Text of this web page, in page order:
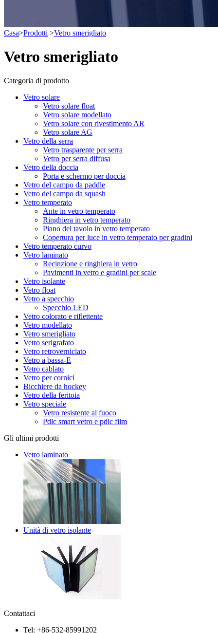
Casa>Prodotti >Vetro smerigliato
Vetro smerigliato
Categoria di prodotto
Vetro solare
Vetro solare float
Vetro solare modellato
Vetro solare con rivestimento AR
Vetro solare AG
Vetro della serra
Vetro trasparente per serra
Vetro per serra diffusa
Vetro della doccia
Porta e schermo per doccia
Vetro del campo da paddle
Vetro del campo da squash
Vetro temperato
Ante in vetro temperato
Ringhiera in vetro temperato
Piano del tavolo in vetro temperato
Copertura per luce in vetro temperato per gradini
Vetro temperato curvo
Vetro laminato
Recinzione e ringhiera in vetro
Pavimenti in vetro e gradini per scale
Vetro isolante
Vetro float
Vetro a specchio
Specchio LED
Vetro colorato e riflettente
Vetro modellato
Vetro smerigliato
Vetro serigrafato
Vetro retroverniciato
Vetro a bassa-E
Vetro cablato
Vetro per cornici
Bicchiere da hockey
Vetro della feritoia
Vetro speciale
Vetro resistente al fuoco
Pdlc smart vetro e pdlc film
Gli ultimi prodotti
Vetro laminato
Unità di vetro isolante
Contattaci
Tel: +86-532-85991202